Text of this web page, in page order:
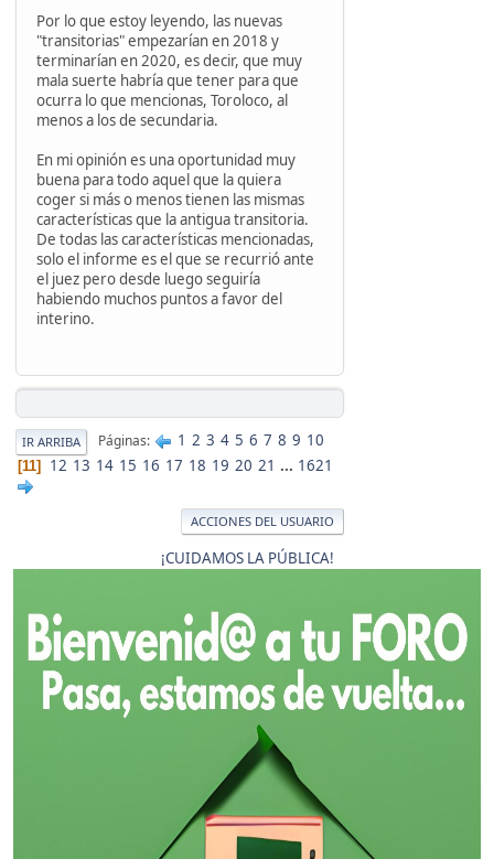
Por lo que estoy leyendo, las nuevas
"transitorias" empezarían en 2018 y
terminarían en 2020, es decir, que muy
mala suerte habría que tener para que
ocurra lo que mencionas, Toroloco, al
menos a los de secundaria.
En mi opinión es una oportunidad muy
buena para todo aquel que la quiera
coger si más o menos tienen las mismas
características que la antigua transitoria.
De todas las características mencionadas,
solo el informe es el que se recurrió ante
el juez pero desde luego seguiría
habiendo muchos puntos a favor del
interino.
IR ARRIBA Páginas 1 2 3 4 5 6 7 8 9 10
11 12 13 14 15 16 17 18 19 20 21 ... 1621
ACCIONES DEL USUARIO
¡CUIDAMOS LA PÚBLICA!